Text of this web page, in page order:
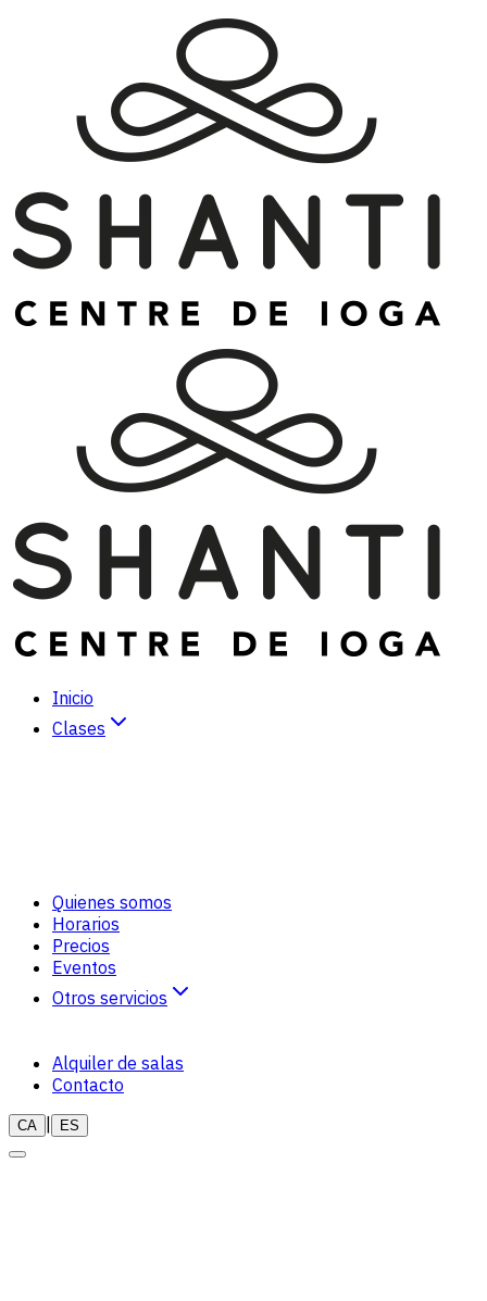
Inicio
Clases
Cuidado personal *
Quienes somos
Horarios
Precios
Eventos
Otros servicios
Terapias
Alquiler de salas
Contacto
CA ES